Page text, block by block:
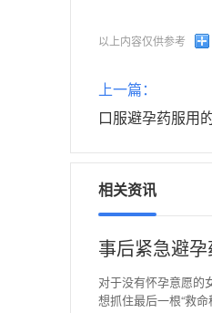
以上内容仅供参考
上一篇：
相关资讯
事后紧急避孕
对于没有怀孕意愿的
想抓住最后一根“救